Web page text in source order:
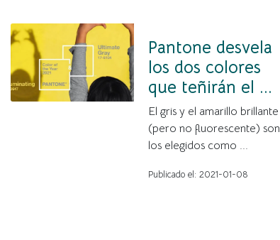
Pantone desvela
los dos colores
que teñirán el ...
El gris y el amarillo brillante
(pero no fluorescente) son
los elegidos como ...
Publicado el: 2021-01-08